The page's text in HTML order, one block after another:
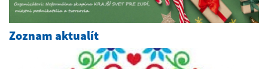
Zoznam aktualít